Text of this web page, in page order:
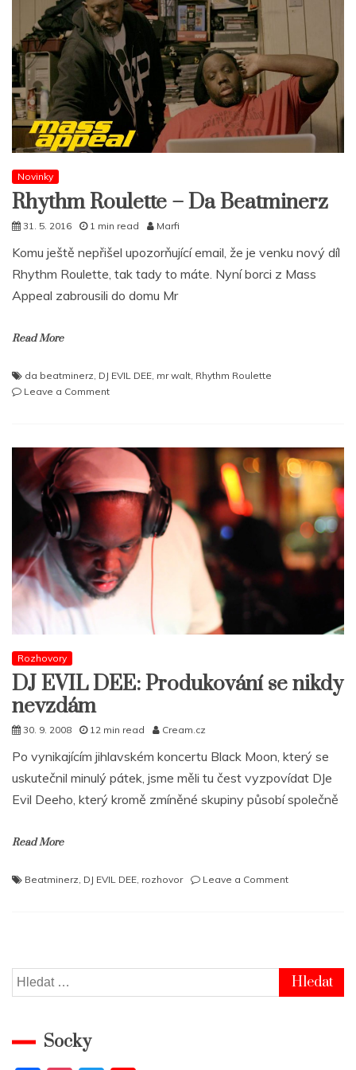
Novinky
Rhythm Roulette – Da Beatminerz
31. 5. 2016 1 min read Marfi
Komu ještě nepřišel upozorňující email, že je venku nový díl
Rhythm Roulette, tak tady to máte. Nyní borci z Mass
Appeal zabrousili do domu Mr
Read More
da beatminerz, DJ EVIL DEE, mr walt, Rhythm Roulette
Leave a Commenton
Beatminerz
Rozhovory
DJ EVIL DEE: Produkování se nikdy
nevzdám
30. 9. 2008 12 min read Cream.cz
Po vynikajícím jihlavském koncertu Black Moon, který se
uskutečnil minulý pátek, jsme měli tu čest vyzpovídat DJe
Evil Deeho, který kromě zmíněné skupiny působí společně
Read More
Beatminerz, DJ EVIL DEE, rozhovor Leave a Commenton
nikdy
nevzdám
Vyhledávání
Socky